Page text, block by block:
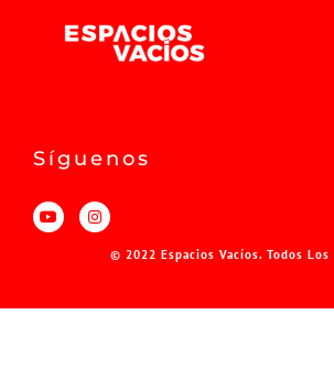
Síguenos
© 2022 Espacios Vacíos. Todos Los